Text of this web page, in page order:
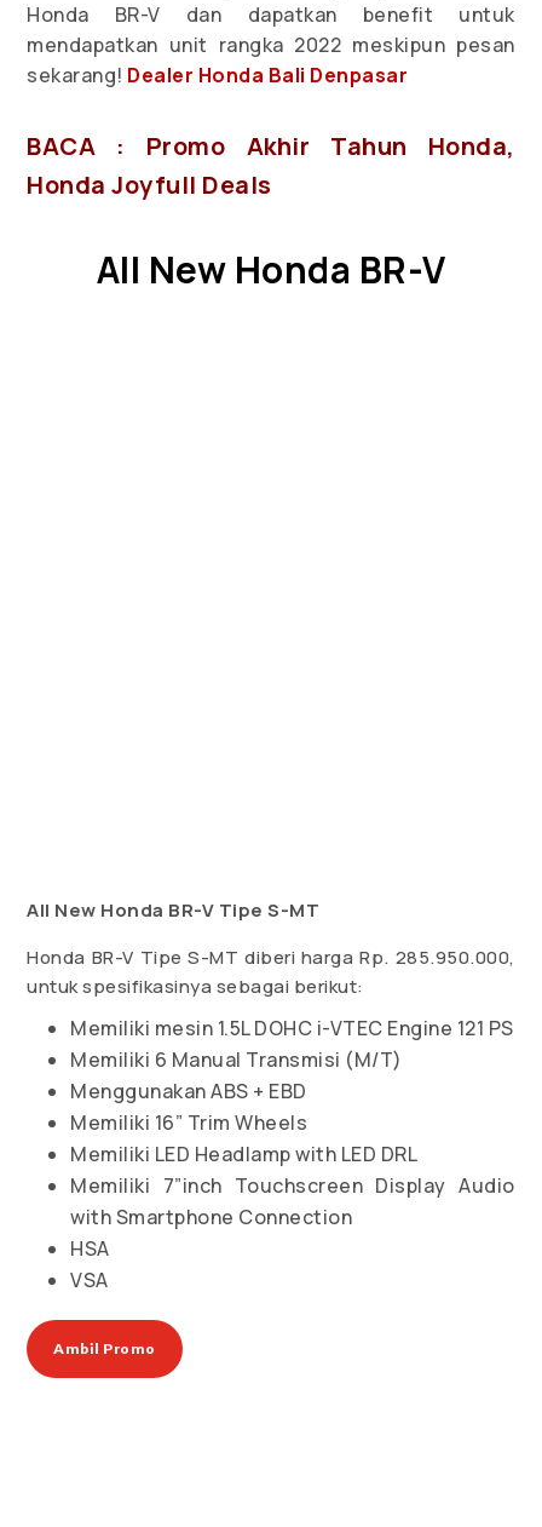
Honda BR-V dan dapatkan benefit untuk
mendapatkan unit rangka 2022 meskipun pesan
sekarang! Dealer Honda Bali Denpasar
BACA : Promo Akhir Tahun Honda,
Honda Joyfull Deals
All New Honda BR-V
All New Honda BR-V Tipe S-MT
Honda BR-V Tipe S-MT diberi harga Rp. 285.950.000,
untuk spesifikasinya sebagai berikut:
Memiliki mesin 1.5L DOHC i-VTEC Engine 121 PS
Memiliki 6 Manual Transmisi (M/T)
Menggunakan ABS + EBD
Memiliki 16” Trim Wheels
Memiliki LED Headlamp with LED DRL
Memiliki 7”inch Touchscreen Display Audio
with Smartphone Connection
HSA
VSA
Ambil Promo